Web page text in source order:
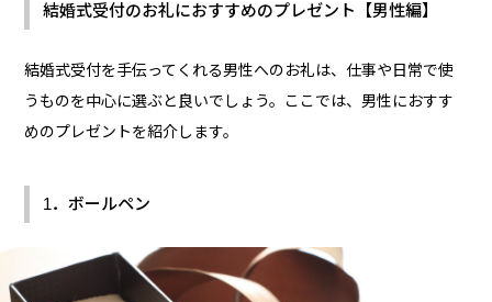
結婚式受付のお礼におすすめのプレゼント【男性編】
結婚式受付を手伝ってくれる男性へのお礼は、仕事や日常で使
うものを中心に選ぶと良いでしょう。ここでは、男性におすす
めのプレゼントを紹介します。
1．ボールペン